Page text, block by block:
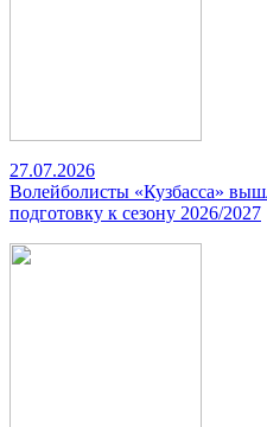
27.07.2026
Волейболисты «Кузбасса»
подготовку к сезону 2026/2027